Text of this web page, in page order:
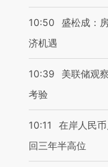
10:50
盛松成：
济机遇
10:39
美联储观
考验
10:11
在岸人民
回三年半高位